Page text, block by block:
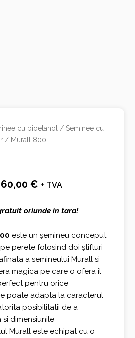
cu bioetanol / Seminee cu
/ Murall 800
€.
€ Prețul
este:
1.060,00 €.
+ TVA
oriunde in tara!
este un șemineu conceput
perete folosind doi știfturi
a semineului Murall si
magica pe care o ofera il
pentru orice
poate adapta la caracterul
posibilitatii de a
dimensiunile
Murall este echipat cu o